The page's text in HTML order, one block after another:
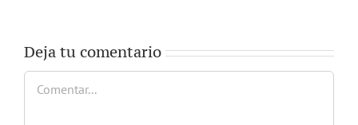
Deja tu comentario
Comentar